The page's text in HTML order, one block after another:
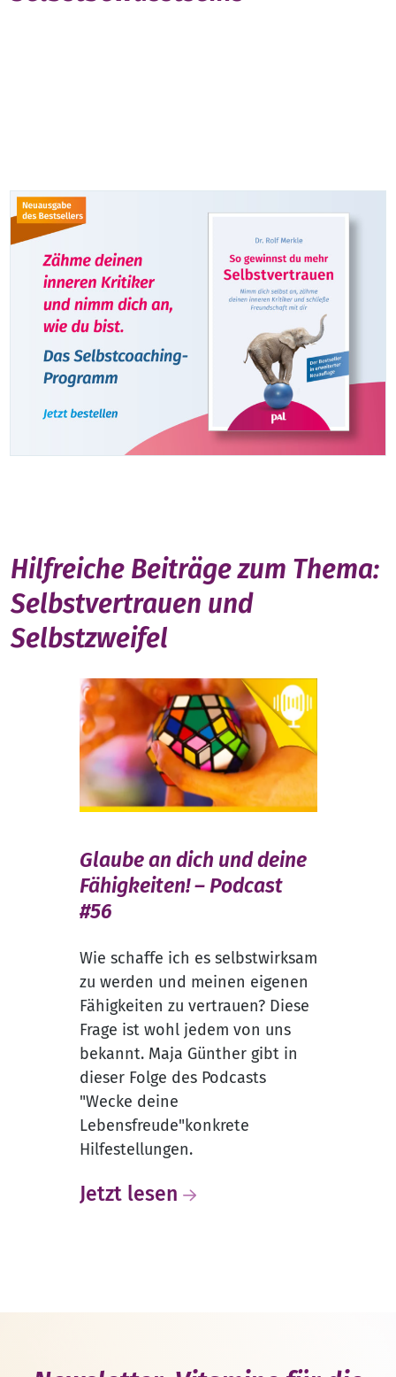
Hilfreiche Beiträge zum Thema:
Selbstvertrauen und
Selbstzweifel
Glaube an dich und deine
Fähigkeiten! – Podcast
#56
Wie schaffe ich es selbstwirksam
zu werden und meinen eigenen
Fähigkeiten zu vertrauen? Diese
Frage ist wohl jedem von uns
bekannt. Maja Günther gibt in
dieser Folge des Podcasts
"Wecke deine
Lebensfreude"konkrete
Hilfestellungen.
Jetzt lesen